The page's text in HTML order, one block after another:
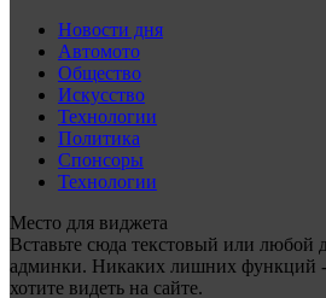
Новости дня
Автомото
Общество
Искусство
Технологии
Политика
Спонсоры
Технологии
Место для виджета
Вставьте сюда текстовый или любой
админки. Никаких лишних функций -
хотите видеть на сайте.